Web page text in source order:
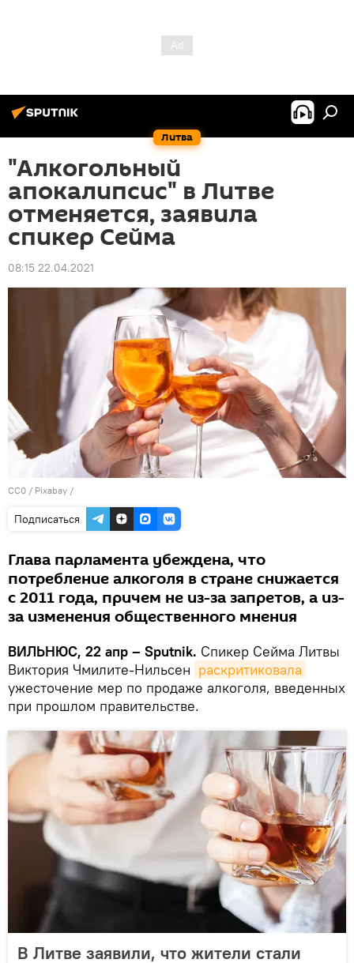
Литва
"Алкогольный
апокалипсис" в Литве
отменяется, заявила
спикер Сейма
08:15 22.04.2021
CC0 / Рixabay /
Подписаться
Глава парламента убеждена, что
потребление алкоголя в стране снижается
с 2011 года, причем не из-за запретов, а из-
за изменения общественного мнения
ВИЛЬНЮС, 22 апр – Sputnik. Спикер Сейма Литвы
Виктория Чмилите-Нильсен раскритиковала
ужесточение мер по продаже алкоголя, введенных
при прошлом правительстве.
В Литве заявили, что жители стали